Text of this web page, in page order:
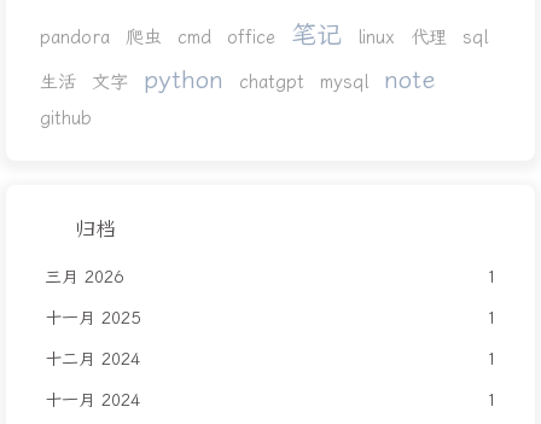
pandora 爬虫 cmd office 笔记 linux 代理 sql
生活 文字 python chatgpt mysql note
github
归档
三月 2026
1
十一月 2025
1
十二月 2024
1
十一月 2024
1